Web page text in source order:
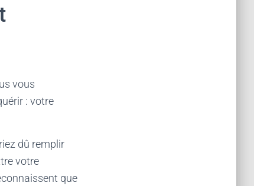
vous
: votre
dû remplir
votre
que